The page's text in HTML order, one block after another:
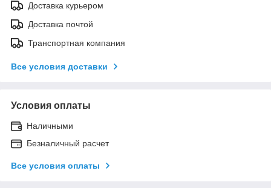
Доставка курьером
Доставка почтой
Транспортная компания
Все условия доставки
Условия оплаты
Наличными
Безналичный расчет
Все условия оплаты